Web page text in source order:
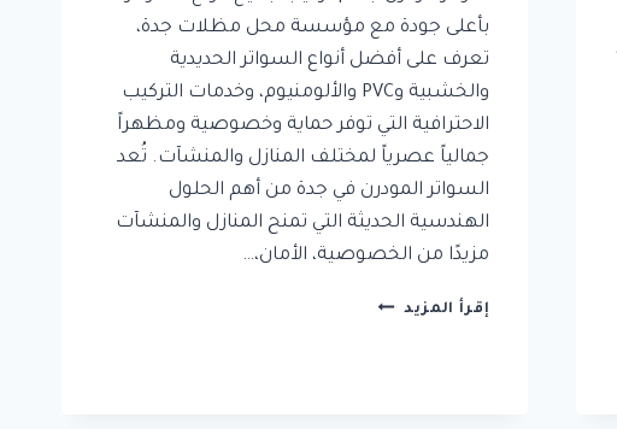
بأعلى جودة مع مؤسسة محل مظلات جدة،
تعرف على أفضل أنواع السواتر الحديدية
والخشبية وPVC والألومنيوم، وخدمات التركيب
الاحترافية التي توفر حماية وخصوصية ومظهراً
جمالياً عصرياً لمختلف المنازل والمنشآت. تُعد
السواتر المودرن في جدة من أهم الحلول
الهندسية الحديثة التي تمنح المنازل والمنشآت
مزيدًا من الخصوصية، الأمان،…
إقرأ المزيد سواتر